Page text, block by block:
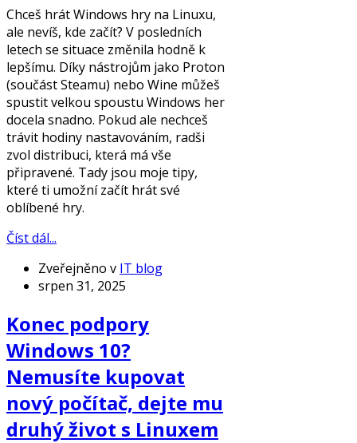
Chceš hrát Windows hry na Linuxu,
ale nevíš, kde začít? V posledních
letech se situace změnila hodně k
lepšímu. Díky nástrojům jako Proton
(součást Steamu) nebo Wine můžeš
spustit velkou spoustu Windows her
docela snadno. Pokud ale nechceš
trávit hodiny nastavováním, radši
zvol distribuci, která má vše
připravené. Tady jsou moje tipy,
které ti umožní začít hrát své
oblíbené hry.
Číst dál...
Zveřejněno v IT blog
srpen 31, 2025
Konec podpory
Windows 10?
Nemusíte kupovat
nový počítač, dejte mu
druhý život s Linuxem